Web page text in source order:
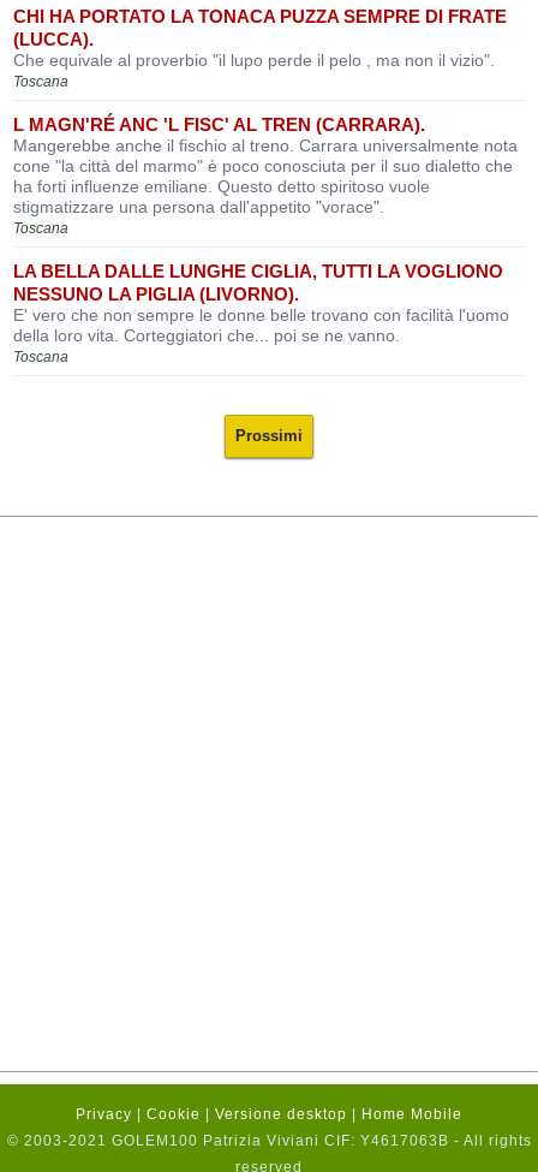
CHI HA PORTATO LA TONACA PUZZA SEMPRE DI FRATE
(LUCCA).
Che equivale al proverbio "il lupo perde il pelo , ma non il vizio".
Toscana
L MAGN'RÉ ANC 'L FISC' AL TREN (CARRARA).
Mangerebbe anche il fischio al treno. Carrara universalmente nota
cone "la città del marmo" è poco conosciuta per il suo dialetto che
ha forti influenze emiliane. Questo detto spiritoso vuole
stigmatizzare una persona dall'appetito "vorace".
Toscana
LA BELLA DALLE LUNGHE CIGLIA, TUTTI LA VOGLIONO
NESSUNO LA PIGLIA (LIVORNO).
E' vero che non sempre le donne belle trovano con facilità l'uomo
della loro vita. Corteggiatori che... poi se ne vanno.
Toscana
Prossimi
Privacy Cookie Versione desktop
Home Mobile
© 2003-2021 GOLEM100 Patrizia Viviani CIF: Y4617063B - All rights
reserved